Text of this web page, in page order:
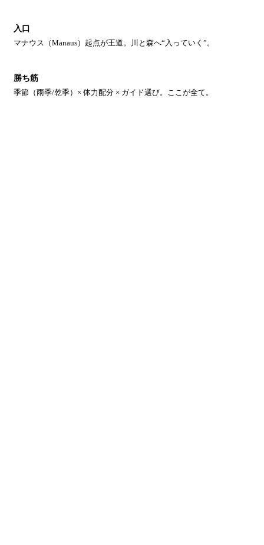
入口
マナウス（Manaus）起点が王道。川と森へ“入っていく”。
勝ち筋
季節（雨季/乾季）× 体力配分 × ガイド選び。ここが全て。